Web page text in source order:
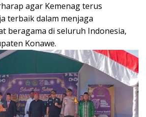
agar Kemenag terus
terbaik dalam menjaga
beragama di seluruh Indonesia,
Konawe.